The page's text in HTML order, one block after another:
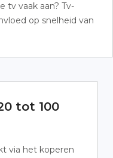
tv vaak aan? Tv-
op snelheid van
tot 100
via het koperen